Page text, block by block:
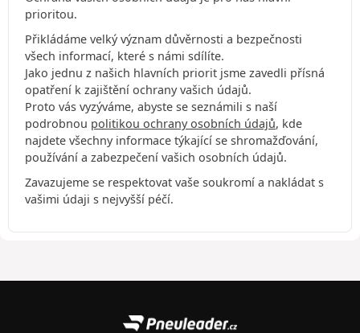
prioritou.
Přikládáme velký význam důvěrnosti a bezpečnosti
všech informací, které s námi sdílíte.
Jako jednu z našich hlavních priorit jsme zavedli přísná
opatření k zajištění ochrany vašich údajů.
Proto vás vyzýváme, abyste se seznámili s naší
podrobnou politikou ochrany osobních údajů, kde
najdete všechny informace týkající se shromažďování,
používání a zabezpečení vašich osobních údajů.
Zavazujeme se respektovat vaše soukromí a nakládat s
vašimi údaji s nejvyšší péčí.